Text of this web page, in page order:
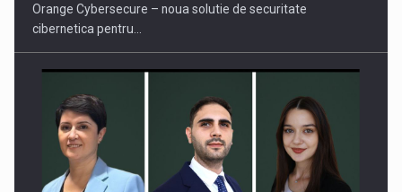
Orange Cybersecure – noua solutie de securitate
cibernetica pentru…